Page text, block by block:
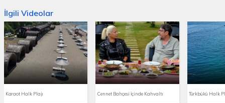
İlgili Videolar
Karaot Halk Plajı Cennet Bahçesi İçinde Kahvaltı Türkbükü Halk